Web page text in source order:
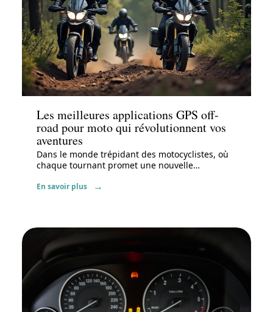
Actu
Les meilleures applications GPS off-
road pour moto qui révolutionnent vos
aventures
Dans le monde trépidant des motocyclistes, où
chaque tournant promet une nouvelle…
En savoir plus